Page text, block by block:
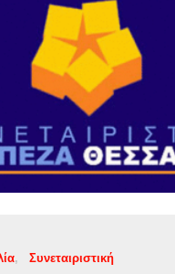
Συνεταιριστική